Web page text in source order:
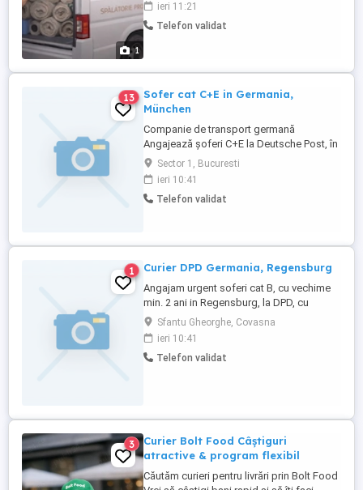
1
persoană cu vârsta cuprinsă între 18-40 de
ani, suntem o echipă tânără care își
ieri 11:21
Telefon validat
13
Sofer cat C+E in Germania,
München
Companie de transport germană
Angajează șoferi C+E la Deutsche Post, în
München Salariul este de 3000 Euro net
lună Contract german Se lucrează pe 12t
cu remorcă tandem Sunt curse de zi
program 5-10, pauză, 13-18 Și curse de
Sector 1, Bucuresti
ieri 10:41
Telefon validat
1 Curier DPD Germania, Regensburg
Angajam urgent soferi cat B, cu vechime
min. 2 ani in Regensburg, la DPD, cu
contract de munca german cu posibilitate
pe termen lung. Salariu incepator 2000 E,
cazare la pensiune, camera separata,
400E pe luna, tras din salariu. Pentru detalii
Sfantu Gheorghe, Covasna
ieri 10:41
Telefon validat
3
Curier Bolt Food Câștiguri
atractive & program flexibil
Căutăm curieri pentru livrări prin Bolt Food